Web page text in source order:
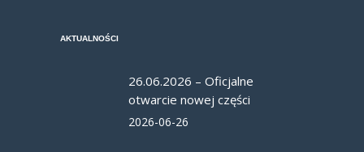
AKTUALNOŚCI
26.06.2026 – Oficjalne
otwarcie nowej części
2026-06-26